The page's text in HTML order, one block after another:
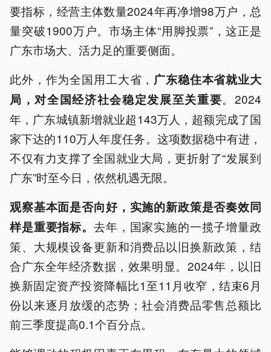
要指标，经营主体数量2024年再净增98万户，总
量突破1900万户。市场主体“用脚投票”，这正是
广东市场大、活力足的重要侧面。
此外，作为全国用工大省， 广东稳住本省就业大
局，对全国经济社会稳定发展至关重要。2024
年，广东城镇新增就业超143万人，超额完成了国
家下达的110万人年度任务。这项数据稳中有进，
不仅有力支撑了全国就业大局，更折射了“发展到
广东”时至今日，依然机遇无限。
观察基本面是否向好，实施的新政策是否奏效同
样是重要指标。 去年，国家实施的一揽子增量政
策、大规模设备更新和消费品以旧换新政策，结
合广东全年经济数据，效果明显。2024年，以旧
换新固定资产投资降幅比1至11月收窄，结束6月
份以来逐月放缓的态势；社会消费品零售总额比
前三季度提高0.1个百分点。